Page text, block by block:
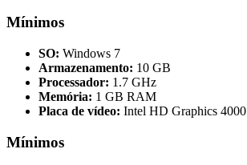
Mínimos
SO: Windows 7
Armazenamento: 10 GB
Processador: 1.7 GHz
Memória: 1 GB RAM
Placa de vídeo: Intel HD Graphics 4000
Mínimos